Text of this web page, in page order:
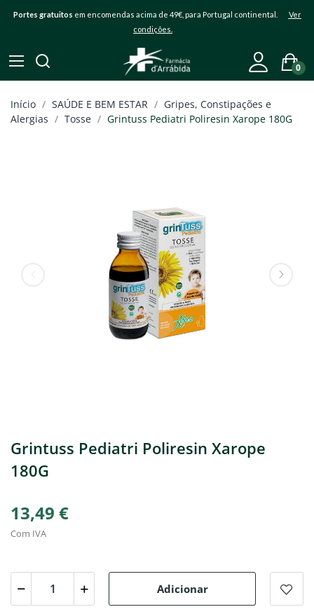
Portes gratuitos em encomendas acima de 49€, para Portugal continental. Ver
condições.
0
Início SAÚDE E BEM ESTAR
Gripes, Constipações e
Alergias
Tosse Grintuss Pediatri Poliresin Xarope 180G
Grintuss Pediatri Poliresin Xarope
180G
13,49 €
Com IVA
Adicionar